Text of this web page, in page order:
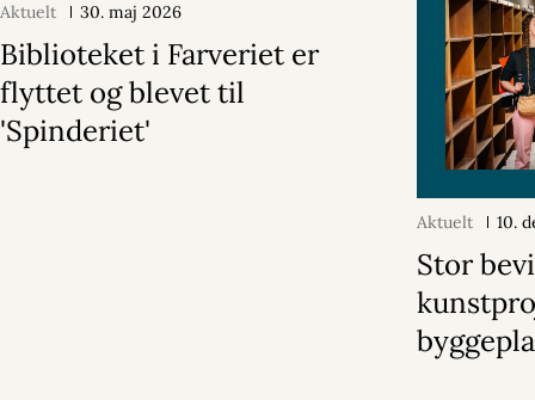
Aktuelt 30. maj 2026
Biblioteket i Farveriet er
flyttet og blevet til
'Spinderiet'
Aktuelt 10.
Stor